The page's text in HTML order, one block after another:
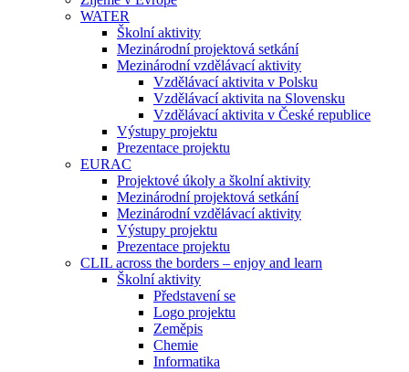
WATER
Školní aktivity
Mezinárodní projektová setkání
Mezinárodní vzdělávací aktivity
Vzdělávací aktivita v Polsku
Vzdělávací aktivita na Slovensku
Vzdělávací aktivita v České republice
Výstupy projektu
Prezentace projektu
EURAC
Projektové úkoly a školní aktivity
Mezinárodní projektová setkání
Mezinárodní vzdělávací aktivity
Výstupy projektu
Prezentace projektu
CLIL across the borders – enjoy and learn
Školní aktivity
Představení se
Logo projektu
Zeměpis
Chemie
Informatika